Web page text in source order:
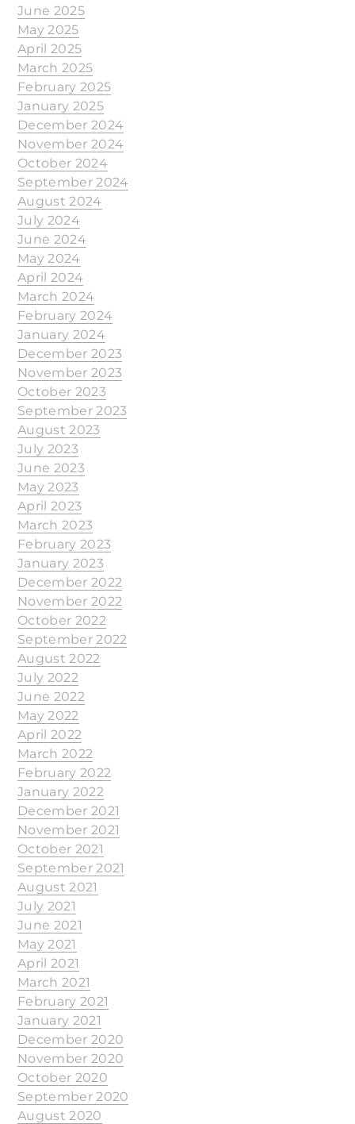
June 2025
May 2025
April 2025
March 2025
February 2025
January 2025
December 2024
November 2024
October 2024
September 2024
August 2024
July 2024
June 2024
May 2024
April 2024
March 2024
February 2024
January 2024
December 2023
November 2023
October 2023
September 2023
August 2023
July 2023
June 2023
May 2023
April 2023
March 2023
February 2023
January 2023
December 2022
November 2022
October 2022
September 2022
August 2022
July 2022
June 2022
May 2022
April 2022
March 2022
February 2022
January 2022
December 2021
November 2021
October 2021
September 2021
August 2021
July 2021
June 2021
May 2021
April 2021
March 2021
February 2021
January 2021
December 2020
November 2020
October 2020
September 2020
August 2020